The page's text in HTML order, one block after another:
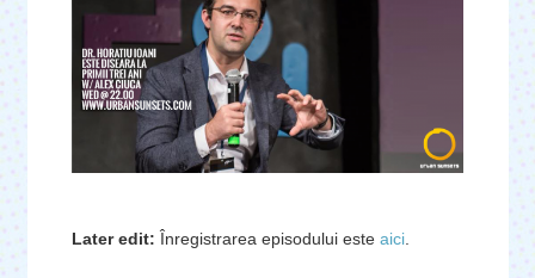
Later edit: Înregistrarea episodului este aici